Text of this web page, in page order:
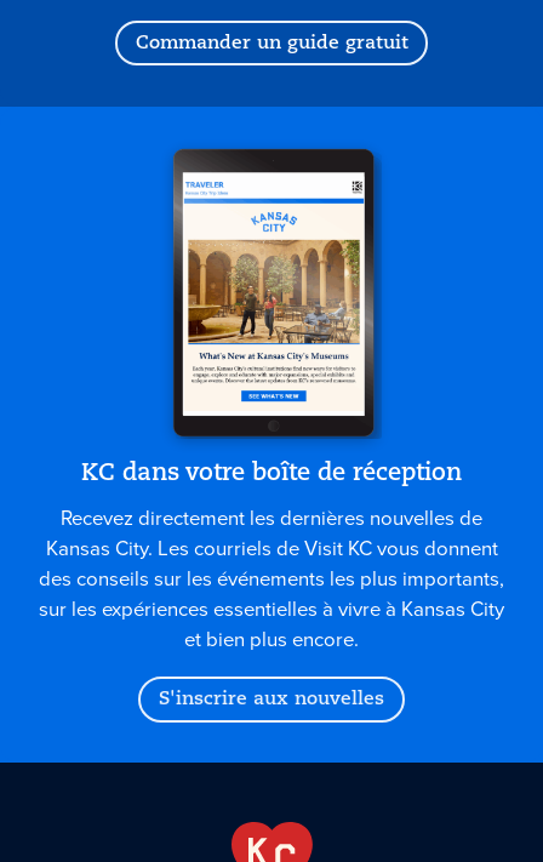
Commander un guide gratuit
KC dans votre boîte de réception
Recevez directement les dernières nouvelles de
Kansas City. Les courriels de Visit KC vous donnent
des conseils sur les événements les plus importants,
sur les expériences essentielles à vivre à Kansas City
et bien plus encore.
S'inscrire aux nouvelles